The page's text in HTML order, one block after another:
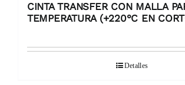
CINTA TRANSFER CON MALLA
TEMPERATURA (+220°C EN
Detalles